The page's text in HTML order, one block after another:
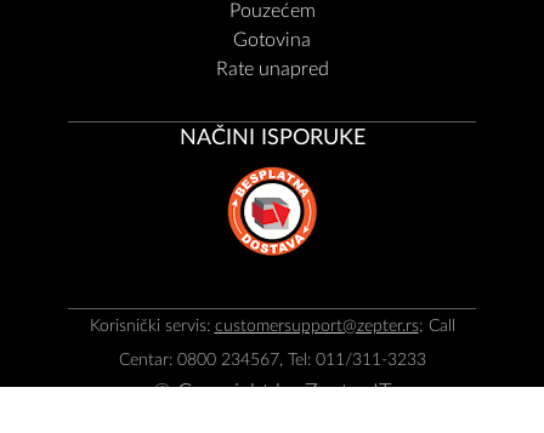
Pouzećem
Gotovina
Rate unapred
NAČINI ISPORUKE
Korisnički servis: customersupport@zepter.rs; Call
Centar: 0800 234567, Tel: 011/311-3233
© Copyright byZepter IT